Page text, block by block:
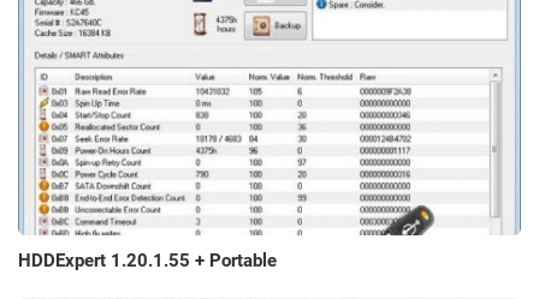
HDDExpert 1.20.1.55 + Portable